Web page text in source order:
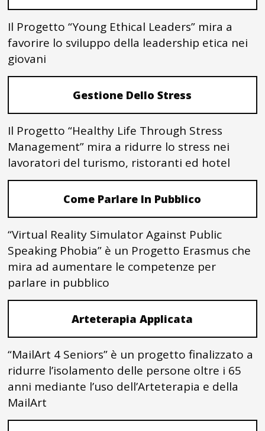
Il Progetto “Young Ethical Leaders” mira a
favorire lo sviluppo della leadership etica nei
giovani
Gestione Dello Stress
Il Progetto “Healthy Life Through Stress
Management” mira a ridurre lo stress nei
lavoratori del turismo, ristoranti ed hotel
Come Parlare In Pubblico
“Virtual Reality Simulator Against Public
Speaking Phobia” è un Progetto Erasmus che
mira ad aumentare le competenze per
parlare in pubblico
Arteterapia Applicata
“MailArt 4 Seniors” è un progetto finalizzato a
ridurre l’isolamento delle persone oltre i 65
anni mediante l’uso dell’Arteterapia e della
MailArt